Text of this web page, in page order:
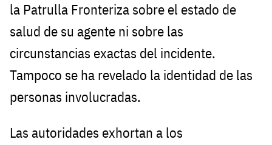
la Patrulla Fronteriza sobre el estado de
salud de su agente ni sobre las
circunstancias exactas del incidente.
Tampoco se ha revelado la identidad de las
personas involucradas.
Las autoridades exhortan a los